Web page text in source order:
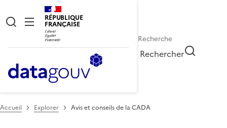
RÉPUBLIQUE
FRANÇAISE
Rechercher
Accueil Explorer Avis et conseils de la CADA